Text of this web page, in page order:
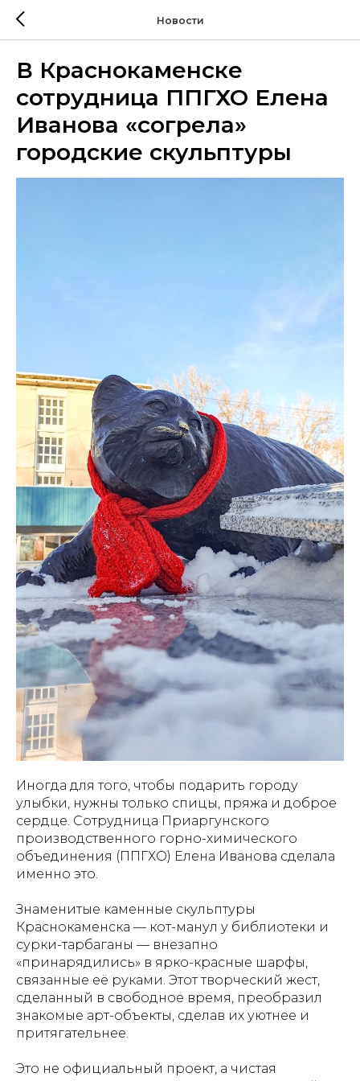
Новости
В Краснокаменске
сотрудница ППГХО Елена
Иванова «согрела»
городские скульптуры
Иногда для того, чтобы подарить городу
улыбки, нужны только спицы, пряжа и доброе
сердце. Сотрудница Приаргунского
производственного горно-химического
объединения (ППГХО) Елена Иванова сделала
именно это.
Знаменитые каменные скульптуры
Краснокаменска — кот-манул у библиотеки и
сурки-тарбаганы — внезапно
«принарядились» в ярко-красные шарфы,
связанные её руками. Этот творческий жест,
сделанный в свободное время, преобразил
знакомые арт-объекты, сделав их уютнее и
притягательнее.
Это не официальный проект, а чистая